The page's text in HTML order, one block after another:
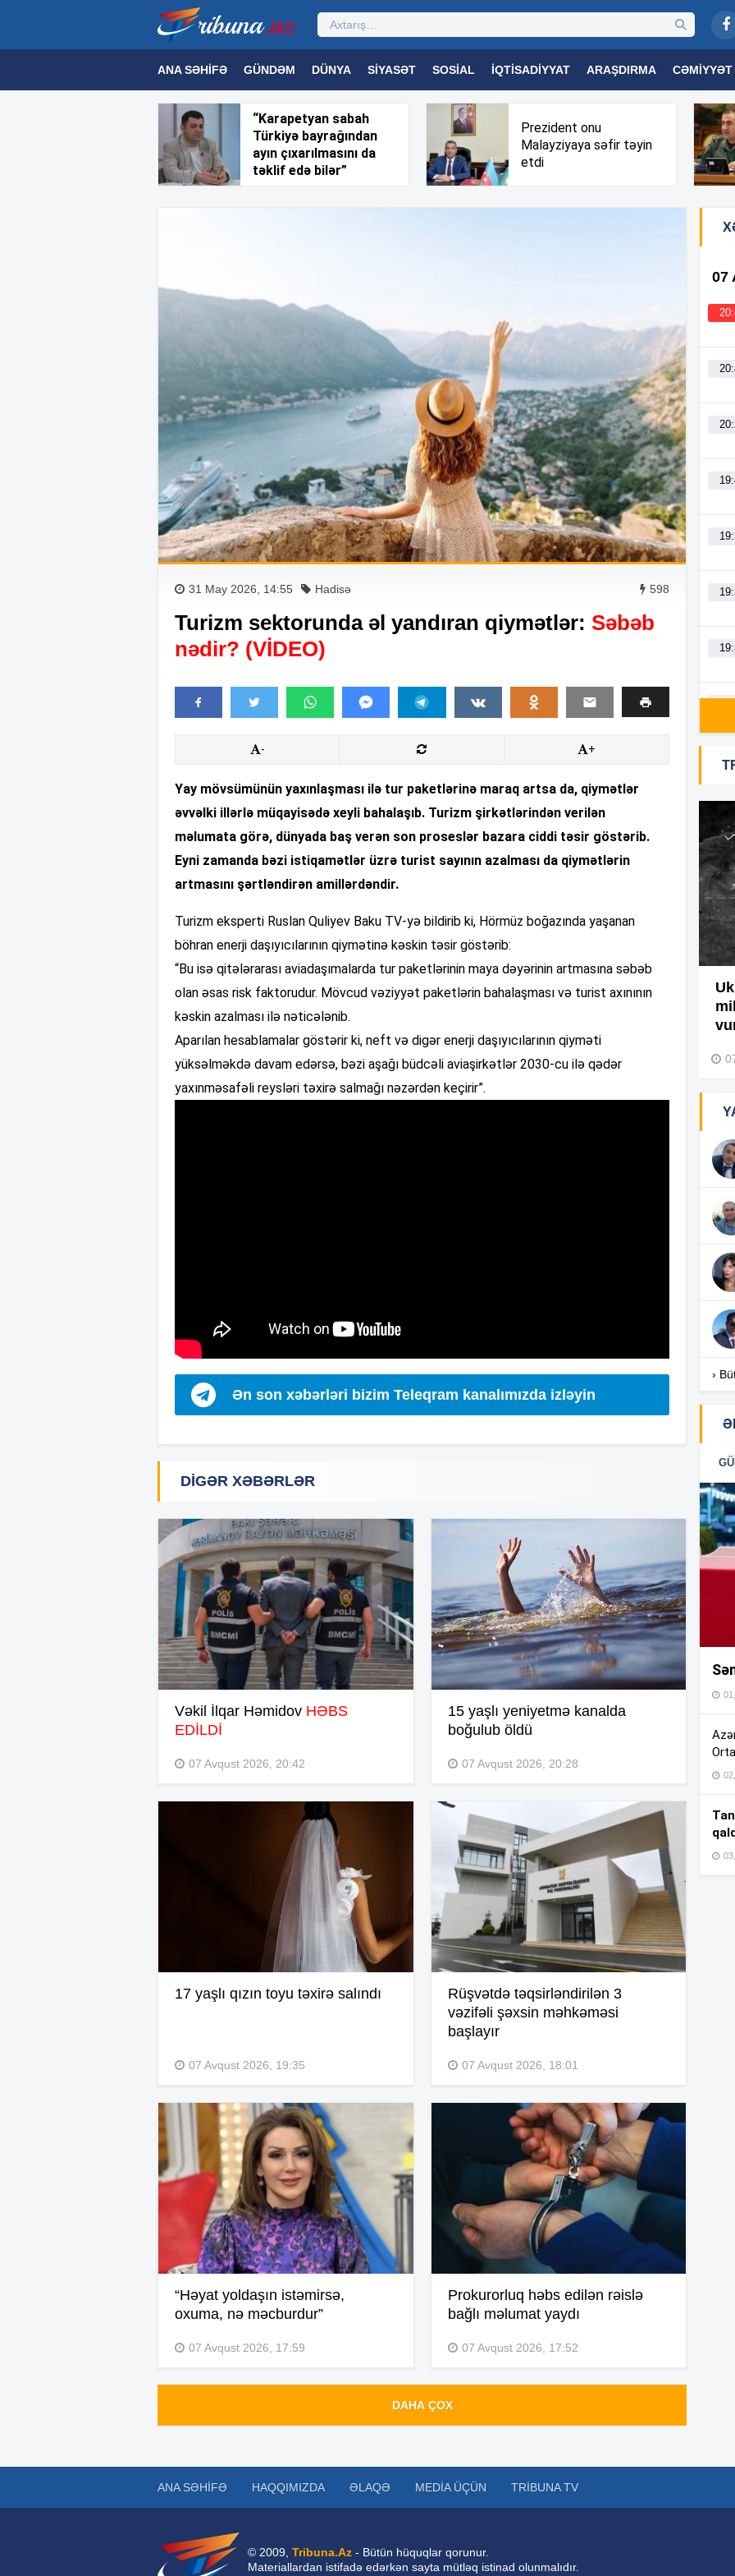
ANA SƏHIFƏ GÜNDƏM DÜNYA SIYASƏT SOSIAL İQTISADIYYAT ARAŞDIRMA CƏMIYYƏT
MƏDƏNIYYƏT MAQAZIN TEXNOLOGIYA TƏHSIL TRIBUNA TV
“Karapetyan sabah
Türkiyə bayrağından
ayın çıxarılmasını da
təklif edə bilər”
Prezident onu
Malayziyaya səfir təyin
etdi
31 May 2026, 14:55 Hadisə 598
Turizm sektorunda əl yandıran qiymətlər: Səbəb
nədir? (VİDEO)
- +
Yay mövsümünün yaxınlaşması ilə tur paketlərinə maraq artsa da, qiymətlər
əvvəlki illərlə müqayisədə xeyli bahalaşıb. Turizm şirkətlərindən verilən
məlumata görə, dünyada baş verən son proseslər bazara ciddi təsir göstərib.
Eyni zamanda bəzi istiqamətlər üzrə turist sayının azalması da qiymətlərin
artmasını şərtləndirən amillərdəndir.
Turizm eksperti Ruslan Quliyev Baku TV-yə bildirib ki, Hörmüz boğazında yaşanan
böhran enerji daşıyıcılarının qiymətinə kəskin təsir göstərib:
“Bu isə qitələrarası aviadaşımalarda tur paketlərinin maya dəyərinin artmasına səbəb
olan əsas risk faktorudur. Mövcud vəziyyət paketlərin bahalaşması və turist axınının
kəskin azalması ilə nəticələnib.
Aparılan hesablamalar göstərir ki, neft və digər enerji daşıyıcılarının qiyməti
yüksəlməkdə davam edərsə, bəzi aşağı büdcəli aviaşirkətlər 2030-cu ilə qədər
yaxınməsafəli reysləri təxirə salmağı nəzərdən keçirir”.
Ən son xəbərləri bizim Teleqram kanalımızda izləyin
DIGƏR XƏBƏRLƏR
Vəkil İlqar Həmidov HƏBS
EDİLDİ
07 Avqust 2026, 20:42
15 yaşlı yeniyetmə kanalda
boğulub öldü
07 Avqust 2026, 20:28
17 yaşlı qızın toyu təxirə salındı
07 Avqust 2026, 19:35
Rüşvətdə təqsirləndirilən 3
vəzifəli şəxsin məhkəməsi
başlayır
07 Avqust 2026, 18:01
“Həyat yoldaşın istəmirsə,
oxuma, nə məcburdur”
07 Avqust 2026, 17:59
Prokurorluq həbs edilən rəislə
bağlı məlumat yaydı
07 Avqust 2026, 17:52
DAHA ÇOX
07
Ağdamda yanğını bu şəxs
04 Avqust 2026, 09:45
›
ANA SƏHIFƏ HAQQIMIZDA ƏLAQƏ MEDIA ÜÇÜN TRIBUNA TV
© 2009, Tribuna.Az - Bütün hüquqlar qorunur.
Materiallardan istifadə edərkən sayta mütləq istinad olunmalıdır.